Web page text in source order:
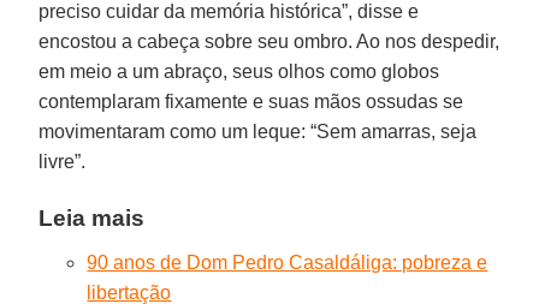
preciso cuidar da memória histórica”, disse e
encostou a cabeça sobre seu ombro. Ao nos despedir,
em meio a um abraço, seus olhos como globos
contemplaram fixamente e suas mãos ossudas se
movimentaram como um leque: “Sem amarras, seja
livre”.
Leia mais
90 anos de Dom Pedro Casaldáliga: pobreza e
libertação